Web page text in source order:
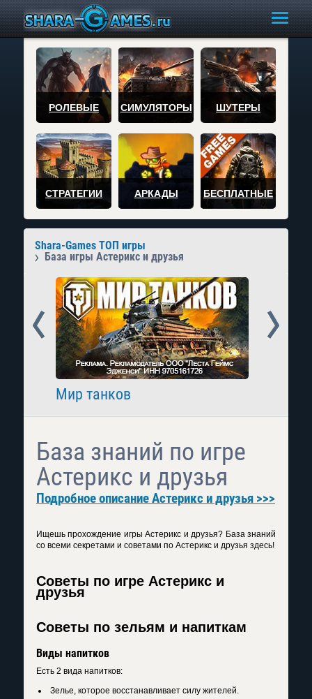
РОЛЕВЫЕ СИМУЛЯТОРЫ ШУТЕРЫ
СТРАТЕГИИ АРКАДЫ БЕСПЛАТНЫЕ
Shara-Games ТОП игры
База игры Астерикс и друзья
Мир танков
Prev
База знаний по игре
Астерикс и друзья
Подробное описание Астерикс и друзья >>>
Ищешь прохождение игры Астерикс и друзья? База знаний
со всеми секретами и советами по Астерикс и друзья здесь!
Советы по игре Астерикс и
друзья
Советы по зельям и напиткам
Виды напитков
Есть 2 вида напитков:
Зелье, которое восстанавливает силу жителей.